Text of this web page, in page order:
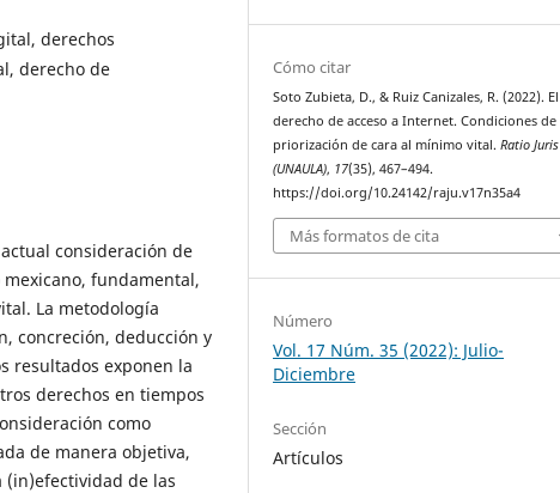
derechos
derecho de
consideración de
fundamental,
La metodología
concreción, deducción y
resultados exponen la
derechos en tiempos
como
de manera objetiva,
(in)efectividad de las
Cómo citar
Soto Zubieta, D., & Ruiz Canizales, R. (2022). El
derecho de acceso a Internet. Condiciones de
priorización de cara al mínimo vital.Ratio Juris
(UNAULA), 17(35), 467–494.
https://doi.org/10.24142/raju.v17n35a4
Más formatos de cita
Número
Vol. 17 Núm. 35 (2022): Julio-
Diciembre
Sección
Artículos